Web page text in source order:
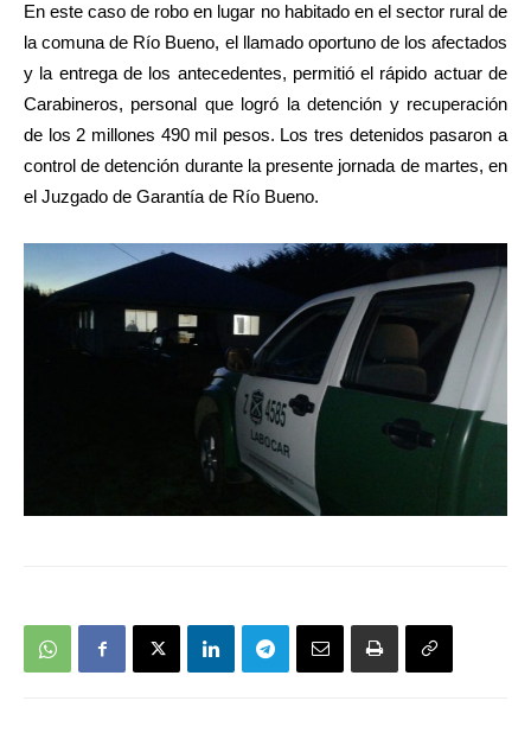
En este caso de robo en lugar no habitado en el sector rural de
la comuna de Río Bueno, el llamado oportuno de los afectados
y la entrega de los antecedentes, permitió el rápido actuar de
Carabineros, personal que logró la detención y recuperación
de los 2 millones 490 mil pesos. Los tres detenidos pasaron a
control de detención durante la presente jornada de martes, en
el Juzgado de Garantía de Río Bueno.